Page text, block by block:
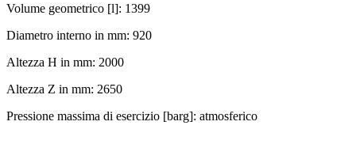
Volume geometrico [l]: 1399
Diametro interno in mm: 920
Altezza H in mm: 2000
Altezza Z in mm: 2650
Pressione massima di esercizio [barg]: atmosferico